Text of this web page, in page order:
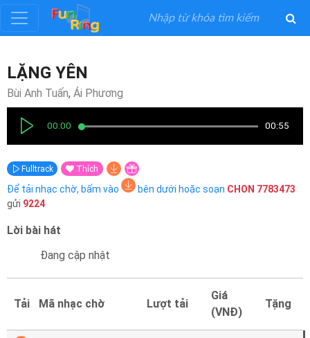
Đăng
ký
nhập
Thể
Loại
Nghệ
Mại
LẶNG YÊN
Bùi Anh Tuấn, Ái Phương
00:00 00:55
Fulltrack Thích
Để tải nhạc chờ, bấm vào bên dưới hoặc soạn CHON 7783473
gửi 9224
Lời bài hát
Đang cập nhật
Tải Mã nhạc chờ Lượt tải
Giá
(VNĐ)
Tặng